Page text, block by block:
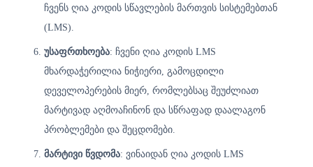
ჩვენს ღია კოდის სწავლების მართვის სისტემებთან
(LMS).
უსაფრთხოება: ჩვენი ღია კოდის LMS
მხარდაჭერილია ნიჭიერი, გამოცდილი
დეველოპერების მიერ, რომლებსაც შეუძლიათ
მარტივად აღმოაჩინონ და სწრაფად დაალაგონ
პრობლემები და შეცდომები.
მარტივი წვდომა: ვინაიდან ღია კოდის LMS